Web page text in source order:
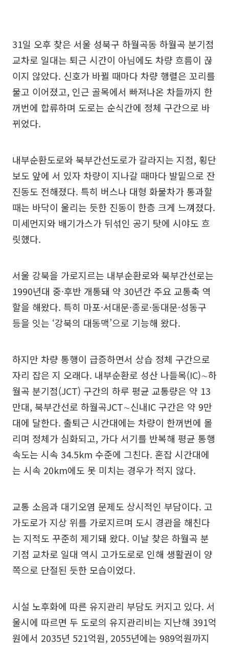
31일 오후 찾은 서울 성북구 하월곡동 하월곡 분기점
교차로 일대는 퇴근 시간이 아님에도 차량 흐름이 끊
이지 않았다. 신호가 바뀔 때마다 차량 행렬은 꼬리를
물고 이어졌고, 인근 골목에서 빠져나온 차들까지 한
꺼번에 합류하며 도로는 순식간에 정체 구간으로 바
뀌었다.
내부순환도로와 북부간선도로가 갈라지는 지점, 횡단
보도 앞에 서 있자 차량이 지나갈 때마다 발밑으로 잔
진동도 전해졌다. 특히 버스나 대형 화물차가 통과할
때는 바닥이 울리는 듯한 진동이 한층 크게 느껴졌다.
미세먼지와 배기가스가 뒤섞인 공기 탓에 시야도 흐
릿했다.
서울 강북을 가로지르는 내부순환로와 북부간선로는
1990년대 중·후반 개통돼 약 30년간 주요 교통축 역
할을 해왔다. 특히 마포·서대문·종로·동대문·성동구
등을 잇는 ‘강북의 대동맥’으로 기능해 왔다.
하지만 차량 통행이 급증하면서 상습 정체 구간으로
자리 잡은 지 오래다. 내부순환로 성산 나들목(IC)∼하
월곡 분기점(JCT) 구간의 하루 평균 교통량은 약 13
만대, 북부간선로 하월곡JCT∼신내IC 구간은 약 9만
대에 달한다. 출퇴근 시간대에는 차량이 한꺼번에 몰
리며 정체가 심화되고, 가다 서기를 반복해 평균 통행
속도는 시속 34.5km 수준에 그친다. 혼잡 시간대에
는 시속 20km에도 못 미치는 경우가 적지 않다.
교통 소음과 대기오염 문제도 상시적인 부담이다. 고
가도로가 지상 위를 가로지르며 도시 경관을 해친다
는 지적도 꾸준히 제기돼 왔다. 이날 찾은 하월곡 분
기점 교차로 일대 역시 고가도로로 인해 생활권이 양
쪽으로 단절된 듯한 모습이었다.
시설 노후화에 따른 유지관리 부담도 커지고 있다. 서
울시에 따르면 두 도로의 유지관리비는 지난해 391억
원에서 2035년 521억원, 2055년에는 989억원까지